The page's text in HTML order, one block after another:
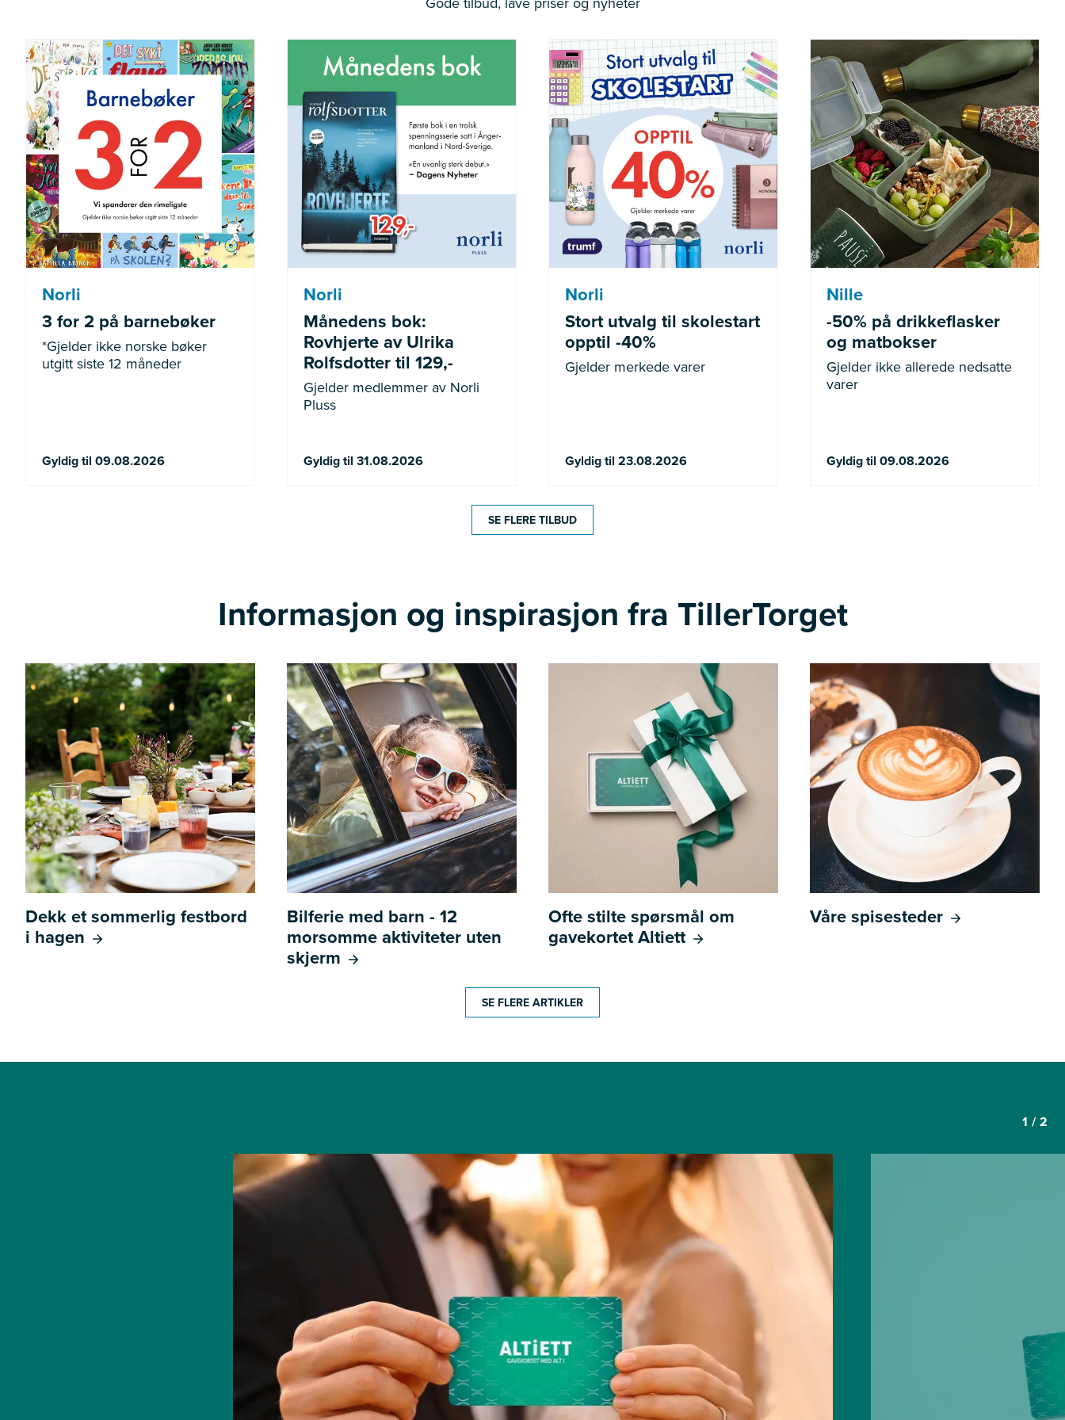
Norli
3 for 2 på barnebøker
*Gjelder ikke norske bøker
utgitt siste 12 måneder
Gyldig til 09.08.2026
*Gjelder ikke norske bøker
utgitt siste 12 måneder
Norli
Månedens bok:
Rovhjerte av Ulrika
Rolfsdotter til 129,-
Gjelder medlemmer av Norli
Pluss
Gyldig til 31.08.2026
Gjelder medlemmer av Norli
Pluss
Norli
Stort utvalg til skolestart
opptil -40%
Gjelder merkede varer
Gyldig til 23.08.2026
Gjelder merkede varer
Nille
-50% på drikkeflasker
og matbokser
Gjelder ikke allerede nedsatte
varer
Gyldig til 09.08.2026
Gjelder ikke allerede nedsatte
varer
SE FLERE TILBUD
Informasjon og inspirasjon fra TillerTorget
Dekk et sommerlig festbord
i hagen
Bilferie med barn - 12
morsomme aktiviteter uten
skjerm
Ofte stilte spørsmål om
gavekortet Altiett
Våre spisesteder
SE FLERE ARTIKLER
1 /2